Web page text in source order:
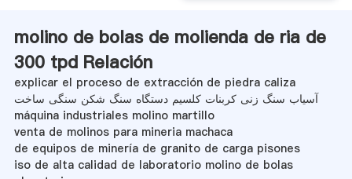
molino de bolas de molienda de ria de
300 tpd Relación
explicar el proceso de extracción de piedra caliza
آسیاب سنگ زنی کربنات کلسیم دستگاه سنگ شکن سنگی ساخت
máquina industriales molino martillo
venta de molinos para mineria machaca
de equipos de minería de granito de carga pisones
iso de alta calidad de laboratorio molino de bolas